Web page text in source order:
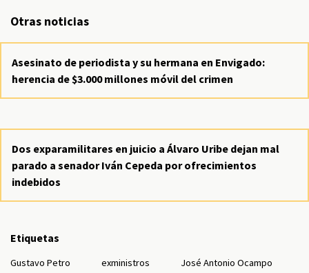
Otras noticias
Asesinato de periodista y su hermana en Envigado:
herencia de $3.000 millones móvil del crimen
Dos exparamilitares en juicio a Álvaro Uribe dejan mal
parado a senador Iván Cepeda por ofrecimientos
indebidos
Etiquetas
Gustavo Petro exministros
José Antonio Ocampo